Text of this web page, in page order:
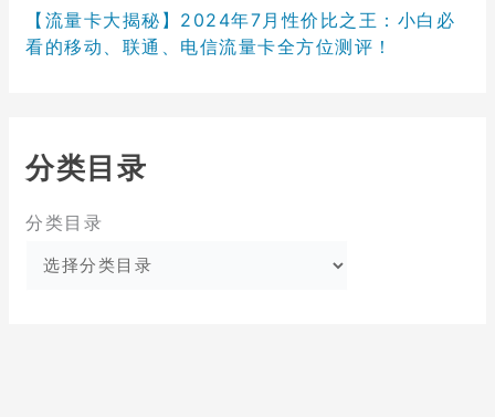
【流量卡大揭秘】2024年7月性价比之王：小白必
看的移动、联通、电信流量卡全方位测评！
分类目录
分类目录